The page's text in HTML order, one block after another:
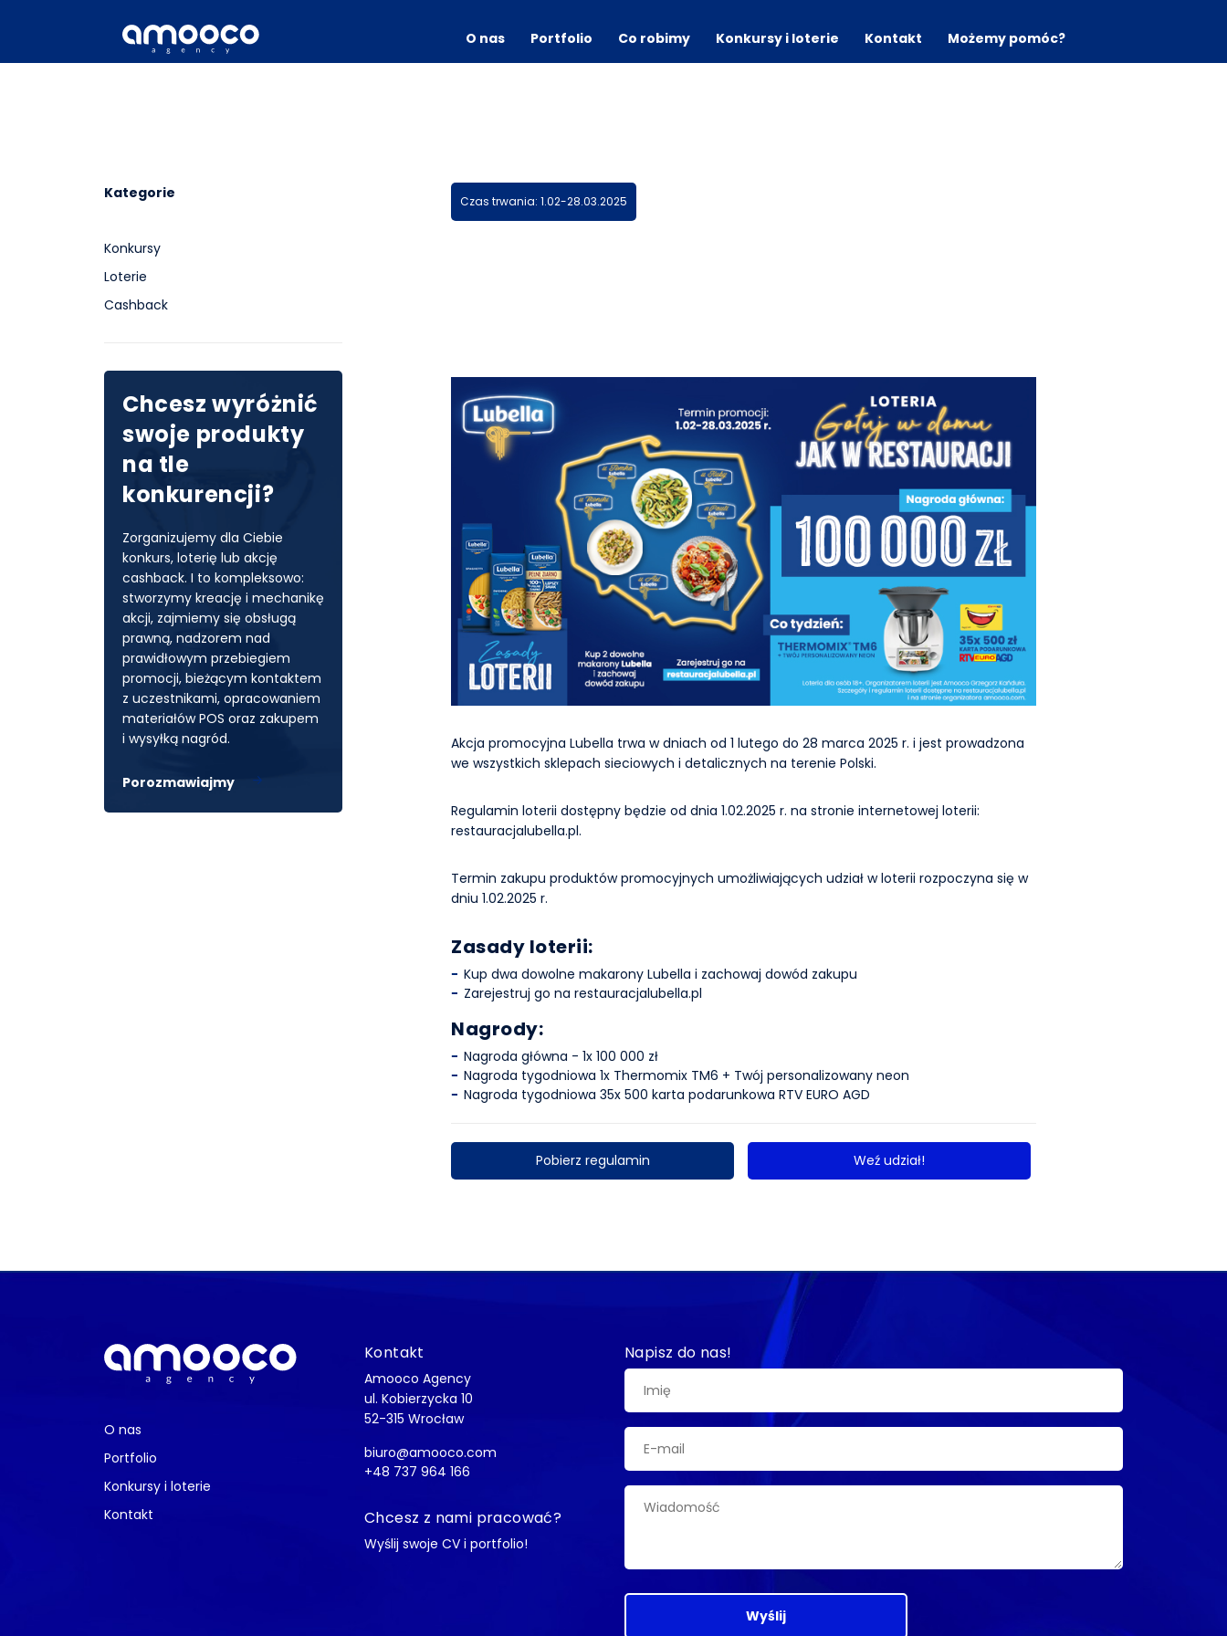
O nas Portfolio Co robimy Konkursy i loterie Kontakt Możemy pomóc?
Kategorie
Konkursy
Loterie
Cashback
Chcesz wyróżnić
swoje produkty
na tle
konkurencji?
Zorganizujemy dla Ciebie
konkurs, loterię lub akcję
cashback. I to kompleksowo:
stworzymy kreację i mechanikę
akcji, zajmiemy się obsługą
prawną, nadzorem nad
prawidłowym przebiegiem
promocji, bieżącym kontaktem
z uczestnikami, opracowaniem
materiałów POS oraz zakupem
i wysyłką nagród.
Porozmawiajmy
Czas trwania: 1.02-28.03.2025
Akcja promocyjna Lubella trwa w dniach od 1 lutego do 28 marca 2025 r. i jest prowadzona
we wszystkich sklepach sieciowych i detalicznych na terenie Polski.
Regulamin loterii dostępny będzie od dnia 1.02.2025 r. na stronie internetowej loterii:
restauracjalubella.pl.
Termin zakupu produktów promocyjnych umożliwiających udział w loterii rozpoczyna się w
dniu 1.02.2025 r.
Zasady loterii:
Kup dwa dowolne makarony Lubella i zachowaj dowód zakupu
Zarejestruj go na restauracjalubella.pl
Nagrody:
Nagroda główna - 1x 100 000 zł
Nagroda tygodniowa 1x Thermomix TM6 + Twój personalizowany neon
Nagroda tygodniowa 35x 500 karta podarunkowa RTV EURO AGD
Pobierz regulamin Weź udział!
O nas
Portfolio
Konkursy i loterie
Kontakt
Kontakt
Amooco Agency
ul. Kobierzycka 10
52-315 Wrocław
biuro@amooco.com
+48 737 964 166
Chcesz z nami pracować?
Wyślij swoje CV i portfolio!
Napisz do nas!
Wyślij